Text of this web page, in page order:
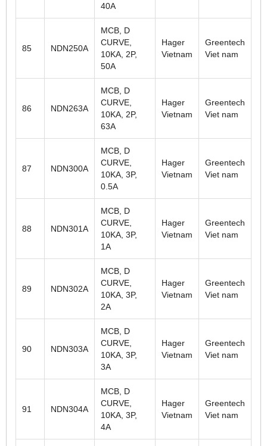
40A
85 NDN250A
MCB, D
CURVE,
10KA, 2P,
50A
Hager
Vietnam
Greentech
Viet nam
86 NDN263A
MCB, D
CURVE,
10KA, 2P,
63A
Hager
Vietnam
Greentech
Viet nam
87 NDN300A
MCB, D
CURVE,
10KA, 3P,
0.5A
Hager
Vietnam
Greentech
Viet nam
88 NDN301A
MCB, D
CURVE,
10KA, 3P,
1A
Hager
Vietnam
Greentech
Viet nam
89 NDN302A
MCB, D
CURVE,
10KA, 3P,
2A
Hager
Vietnam
Greentech
Viet nam
90 NDN303A
MCB, D
CURVE,
10KA, 3P,
3A
Hager
Vietnam
Greentech
Viet nam
91 NDN304A
MCB, D
CURVE,
10KA, 3P,
4A
Hager
Vietnam
Greentech
Viet nam